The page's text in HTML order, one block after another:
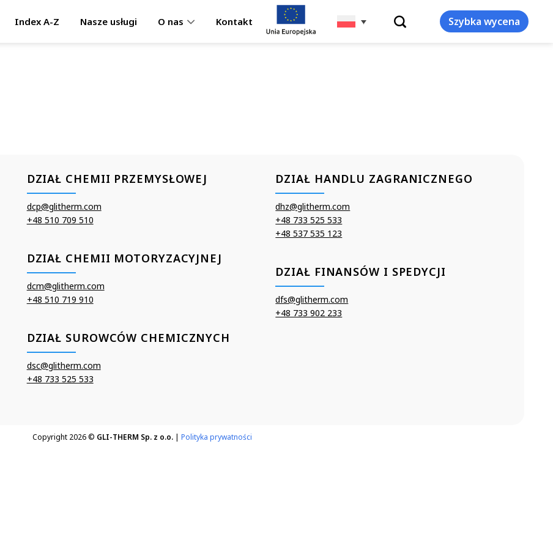
Index A-Z Nasze usługi O nas Kontakt WYSZUKIWARKA
Szybka wycena
DZIAŁ CHEMII PRZEMYSŁOWEJ
dcp@glitherm.com
+48 510 709 510
DZIAŁ CHEMII MOTORYZACYJNEJ
dcm@glitherm.com
+48 510 719 910
DZIAŁ SUROWCÓW CHEMICZNYCH
dsc@glitherm.com
+48 733 525 533
DZIAŁ HANDLU ZAGRANICZNEGO
dhz@glitherm.com
+48 733 525 533
+48 537 535 123
DZIAŁ FINANSÓW I SPEDYCJI
dfs@glitherm.com
+48 733 902 233
Copyright 2026 © GLI-THERM Sp. z o.o.| Polityka prywatności